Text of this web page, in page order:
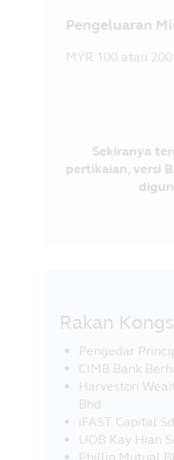
Pengeluaran
MYR 100 atau
Sekiranya
pertikaian, versi
Rakan
Pengedar
CIMB Bank
Harveston
Bhd
iFAST Capital
UOB Kay Hian
Phillip Mutual